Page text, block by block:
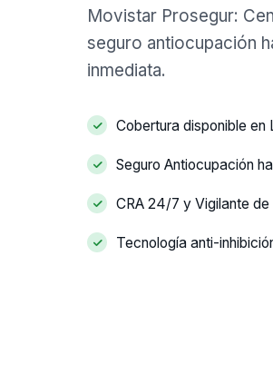
Movistar Prosegur:
seguro antiocupación
inmediata.
Cobertura disponible en
Seguro Antiocupación
CRA 24/7 y Vigilante de
Tecnología anti-